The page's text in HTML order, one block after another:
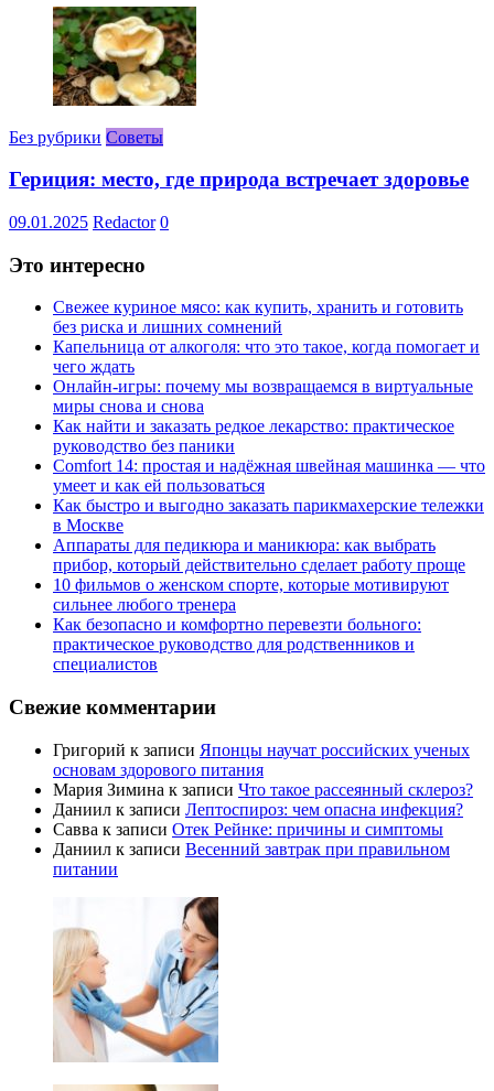
Без рубрики Советы
Гериция: место, где природа встречает здоровье
09.01.2025 Redactor 0
Это интересно
Свежее куриное мясо: как купить, хранить и готовить
без риска и лишних сомнений
Капельница от алкоголя: что это такое, когда помогает и
чего ждать
Онлайн-игры: почему мы возвращаемся в виртуальные
миры снова и снова
Как найти и заказать редкое лекарство: практическое
руководство без паники
Comfort 14: простая и надёжная швейная машинка — что
умеет и как ей пользоваться
Как быстро и выгодно заказать парикмахерские тележки
в Москве
Аппараты для педикюра и маникюра: как выбрать
прибор, который действительно сделает работу проще
10 фильмов о женском спорте, которые мотивируют
сильнее любого тренера
Как безопасно и комфортно перевезти больного:
практическое руководство для родственников и
специалистов
Свежие комментарии
Григорий к записи Японцы научат российских ученых
основам здорового питания
Мария Зимина к записи Что такое рассеянный склероз?
Даниил к записи Лептоспироз: чем опасна инфекция?
Савва к записи Отек Рейнке: причины и симптомы
Даниил к записи Весенний завтрак при правильном
питании